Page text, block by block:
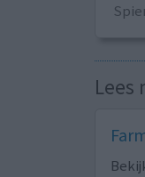
Lees